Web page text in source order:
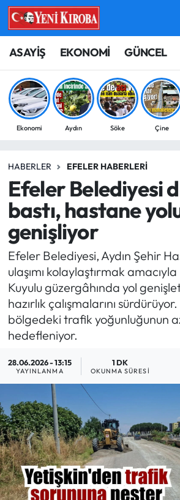
ASAYİŞ EKONOMİ GÜNCEL
Ekonomi Aydın Söke Çine
HABERLER EFELER HABERLERI
Efeler Belediyesi
bastı, hastane
genişliyor
Efeler Belediyesi, Aydın Şehir
ulaşımı kolaylaştırmak
Kuyulu güzergâhında yol
hazırlık çalışmalarını
bölgedeki trafik yoğunluğunun
hedefleniyor.
28.06.2026 - 13:15
YAYINLANMA
1 DK
OKUNMA SÜRESI
ASAYİŞ
BİLİM-TEKNOLOJİ
ÇEVRE
EĞİTİM
EKONOMİ
GÜNCEL
GÜNDEM
MAGAZİN
SAĞLIK
SİYASET
SPOR
TARIM
TURİZM
YAŞAM
Aydın Nöbetçi Eczaneler
Aydın Hava Durumu
Aydin Namaz Vakitleri
Süper Lig Puan Durumu ve
Tüm Manşetler
Son Dakika Haberleri
Haber Arşivi